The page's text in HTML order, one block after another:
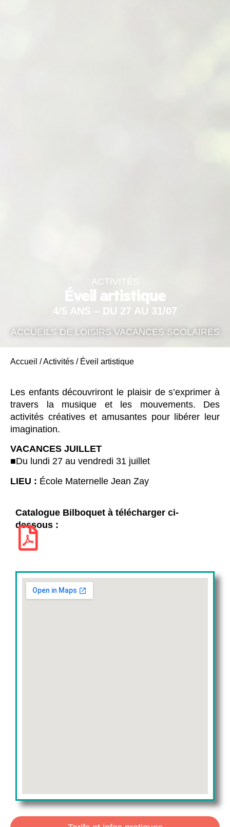
ACTIVITÉS
Éveil artistique
4/5 ANS – DU 27 AU 31/07
ACCUEILS DE LOISIRS VACANCES SCOLAIRES
Accueil /Activités / Éveil artistique
Les enfants découvriront le plaisir de s’exprimer à
travers la musique et les mouvements. Des
activités créatives et amusantes pour libérer leur
imagination.
VACANCES JUILLET
■Du lundi 27 au vendredi 31 juillet
LIEU : École Maternelle Jean Zay
Catalogue Bilboquet à télécharger ci-
dessous :